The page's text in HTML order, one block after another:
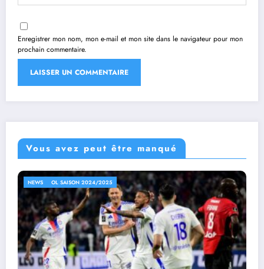
Enregistrer mon nom, mon e-mail et mon site dans le navigateur pour mon
prochain commentaire.
Vous avez peut être manqué
NEWS OL SAISON 2024/2025